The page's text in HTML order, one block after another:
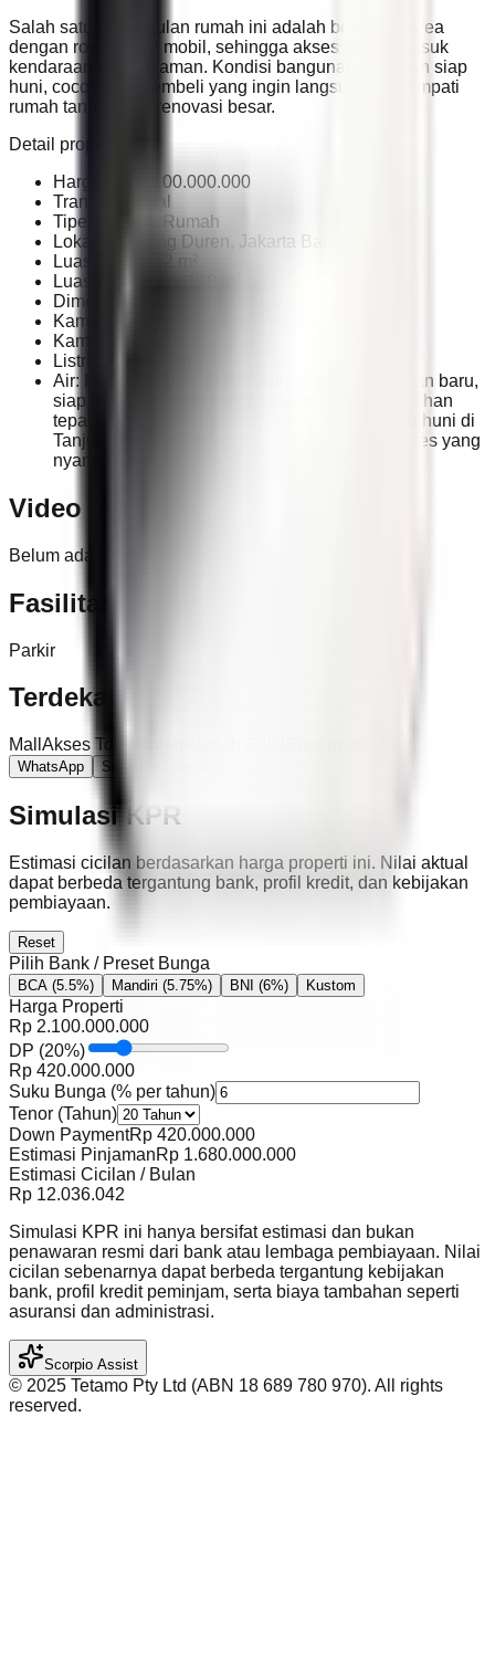
Salah satu keunggulan rumah ini adalah berada di area
dengan row jalan 2 mobil, sehingga akses keluar masuk
kendaraan lebih nyaman. Kondisi bangunan baru dan siap
huni, cocok bagi pembeli yang ingin langsung menempati
rumah tanpa perlu renovasi besar.
Detail properti:
Harga: Rp 2.100.000.000
Transaksi: Jual
Tipe Properti: Rumah
Lokasi: Tanjung Duren, Jakarta Barat
Luas Tanah: 52 m²
Luas Bangunan: 148 m²
Dimensi: 4 x 13 m Jumlah Lantai: 3
Kamar Tidur: 3
Kamar Mandi: 3
Listrik: 2.200 Watt
Air: PAM Sertifikat: SHM Keunggulan: Bangunan baru,
siap huni, row jalan 2 mobil, lokasi strategis Pilihan
tepat bagi Anda yang mencari rumah baru siap huni di
Tanjung Duren dengan legalitas aman dan akses yang
nyaman.
Video
Belum ada video untuk properti ini.
Fasilitas
Parkir
Terdekat
Mall Akses Tol
WhatsApp Schedule Viewing
Simulasi KPR
Estimasi cicilan berdasarkan harga properti ini. Nilai aktual
dapat berbeda tergantung bank, profil kredit, dan kebijakan
pembiayaan.
Reset
Pilih Bank / Preset Bunga
BCA (5.5%) Mandiri (5.75%) BNI (6%) Kustom
Harga Properti
Rp 2.100.000.000
DP (20%)
Rp 420.000.000
Suku Bunga (% per tahun)
Tenor (Tahun)
Down PaymentRp 420.000.000
Estimasi PinjamanRp 1.680.000.000
Estimasi Cicilan / Bulan
Rp 12.036.042
Simulasi KPR ini hanya bersifat estimasi dan bukan
penawaran resmi dari bank atau lembaga pembiayaan. Nilai
cicilan sebenarnya dapat berbeda tergantung kebijakan
bank, profil kredit peminjam, serta biaya tambahan seperti
asuransi dan administrasi.
Scorpio Assist
©️ 2025 Tetamo Pty Ltd (ABN 18 689 780 970). All rights
reserved.